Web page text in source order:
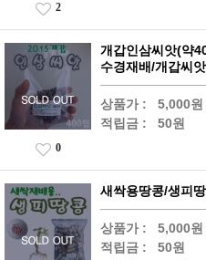
2
개갑인삼씨앗(약
수경재배/개갑씨
상품가 : 5,000원
적립금 : 50원
0
새싹용땅콩/생피
상품가 : 5,000원
적립금 : 50원